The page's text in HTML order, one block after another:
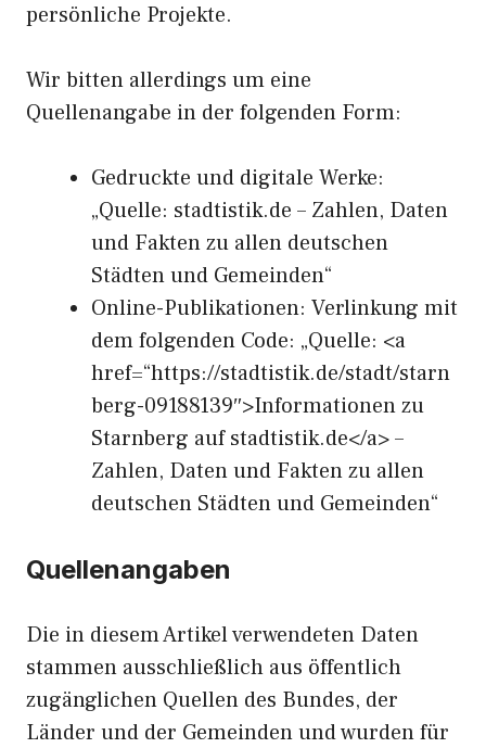
persönliche Projekte.
Wir bitten allerdings um eine
Quellenangabe in der folgenden Form:
Gedruckte und digitale Werke:
„Quelle: stadtistik.de – Zahlen, Daten
und Fakten zu allen deutschen
Städten und Gemeinden“
Online-Publikationen: Verlinkung mit
dem folgenden Code: „Quelle: <a
href=“https://stadtistik.de/stadt/starn
berg-09188139″>Informationen zu
Starnberg auf stadtistik.de</a> –
Zahlen, Daten und Fakten zu allen
deutschen Städten und Gemeinden“
Quellenangaben
Die in diesem Artikel verwendeten Daten
stammen ausschließlich aus öffentlich
zugänglichen Quellen des Bundes, der
Länder und der Gemeinden und wurden für